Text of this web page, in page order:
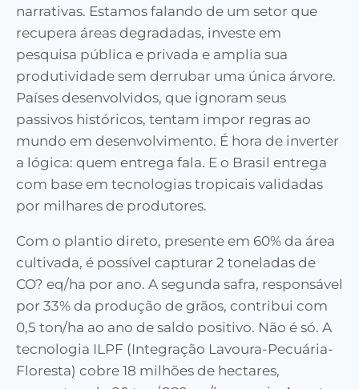
narrativas. Estamos falando de um setor que
recupera áreas degradadas, investe em
pesquisa pública e privada e amplia sua
produtividade sem derrubar uma única árvore.
Países desenvolvidos, que ignoram seus
passivos históricos, tentam impor regras ao
mundo em desenvolvimento. É hora de inverter
a lógica: quem entrega fala. E o Brasil entrega
com base em tecnologias tropicais validadas
por milhares de produtores.
Com o plantio direto, presente em 60% da área
cultivada, é possível capturar 2 toneladas de
CO? eq/ha por ano. A segunda safra, responsável
por 33% da produção de grãos, contribui com
0,5 ton/ha ao ano de saldo positivo. Não é só. A
tecnologia ILPF (Integração Lavoura-Pecuária-
Floresta) cobre 18 milhões de hectares,